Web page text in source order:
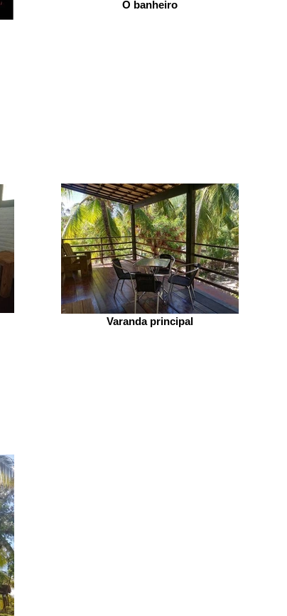
O banheiro
Varanda principal